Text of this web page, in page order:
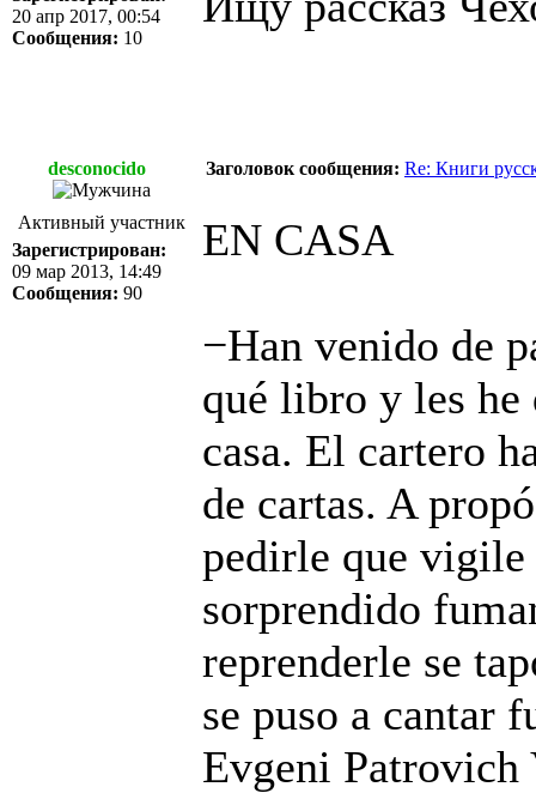
20 апр 2017, 00:54
Сообщения: 10
desconocido Заголовок сообщения: Re: Книги
Активный участник
Зарегистрирован:
09 мар 2013, 14:49
Сообщения: 90
EN CASA
−Han venido de
qué libro y les he
casa. El cartero
de cartas. A
pedirle que vigile
sorprendido
reprenderle se
se puso a cantar
Evgeni